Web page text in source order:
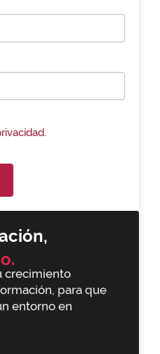
crecimiento
para que
entorno en